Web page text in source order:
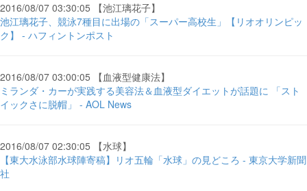
2016/08/07 03:30:05 【池江璃花子】
池江璃花子、競泳7種目に出場の「スーパー高校生」【リオオリンピッ
ク】 - ハフィントンポスト
2016/08/07 03:00:05 【血液型健康法】
ミランダ・カーが実践する美容法＆血液型ダイエットが話題に 「スト
イックさに脱帽」 - AOL News
2016/08/07 02:30:05 【水球】
【東大水泳部水球陣寄稿】リオ五輪「水球」の見どころ - 東京大学新聞
社